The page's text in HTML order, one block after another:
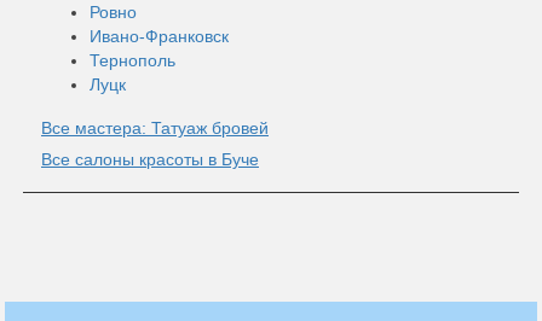
Ровно
Ивано-Франковск
Тернополь
Луцк
Все мастера: Татуаж бровей
Все салоны красоты в Буче